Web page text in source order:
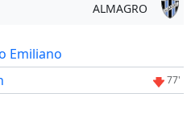
ALMAGRO
Emiliano
77'